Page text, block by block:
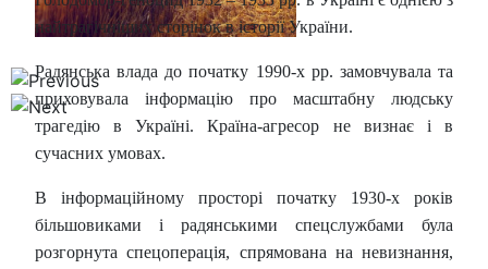
найтрагічніших сторінок в історії України.
Радянська влада до початку 1990-х рр. замовчувала та
приховувала інформацію про масштабну людську
трагедію в Україні. Країна-агресор не визнає і в
сучасних умовах.
В інформаційному просторі початку 1930-х років
більшовиками і радянськими спецслужбами була
розгорнута спецоперація, спрямована на невизнання,